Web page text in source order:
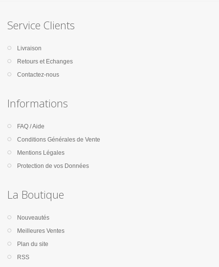
Service Clients
Livraison
Retours et Echanges
Contactez-nous
Informations
FAQ / Aide
Conditions Générales de Vente
Mentions Légales
Protection de vos Données
La Boutique
Nouveautés
Meilleures Ventes
Plan du site
RSS